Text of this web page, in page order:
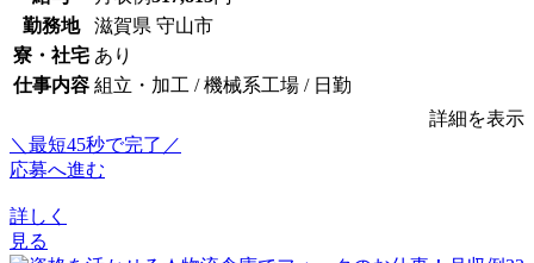
勤務地
滋賀県 守山市
寮・社宅 あり
仕事内容 組立・加工 / 機械系工場 / 日勤
詳細を表示
＼最短45秒で完了／
応募へ進む
詳しく
見る